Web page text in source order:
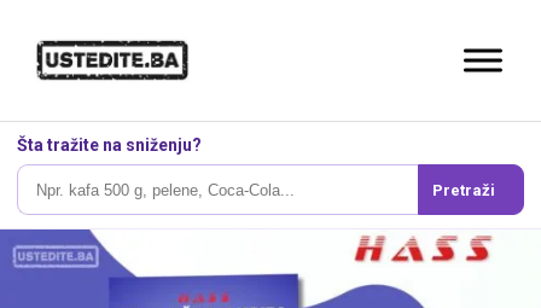
Šta tražite na sniženju?
Pretraži